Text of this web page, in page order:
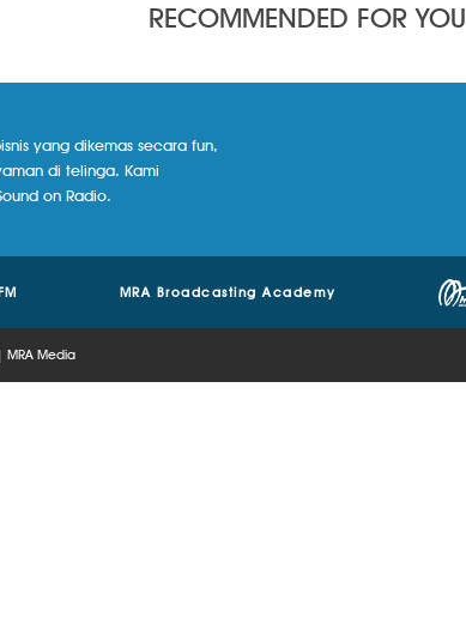
RECOMMENDED FOR YOU
yang dikemas secara fun,
di telinga. Kami
on Radio.
MRA Broadcasting Academy
MRA Media